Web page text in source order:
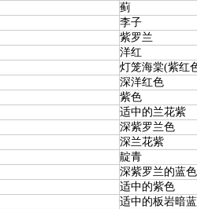
蓟
李子
紫罗兰
洋红
灯笼海棠(紫红
深洋红色
紫色
适中的兰花紫
深紫罗兰色
深兰花紫
靛青
深紫罗兰的蓝色
适中的紫色
适中的板岩暗